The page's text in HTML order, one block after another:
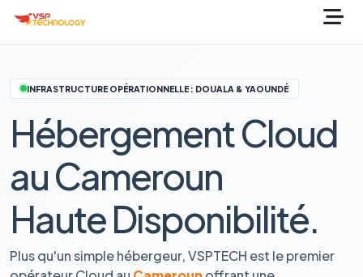
INFRASTRUCTURE OPÉRATIONNELLE : DOUALA & YAOUNDÉ
Hébergement Cloud
au Cameroun
Haute Disponibilité.
Plus qu'un simple hébergeur, VSPTECH est le premier